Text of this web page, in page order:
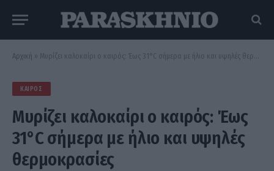
Αρχική » Μυρίζει καλοκαίρι ο καιρός: Έως 31°C σήμερα με ήλιο και υψηλές θερμοκρασίες
ΚΑΙΡΌΣ
Μυρίζει καλοκαίρι ο καιρός: Έως
31°C σήμερα με ήλιο και υψηλές
θερμοκρασίες